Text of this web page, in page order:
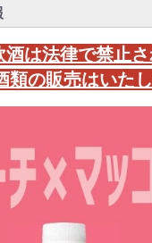
は法律で禁止さ
の販売はいたし